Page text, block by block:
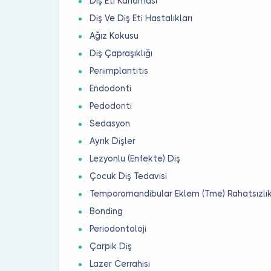
Diş Ve Diş Eti Hastalıkları
Ağız Kokusu
Diş Çapraşıklığı
Periimplantitis
Endodonti
Pedodonti
Sedasyon
Ayrık Dişler
Lezyonlu (Enfekte) Diş
Çocuk Diş Tedavisi
Temporomandibular Eklem (Tme)
Bonding
Periodontoloji
Çarpık Diş
Lazer Cerrahisi